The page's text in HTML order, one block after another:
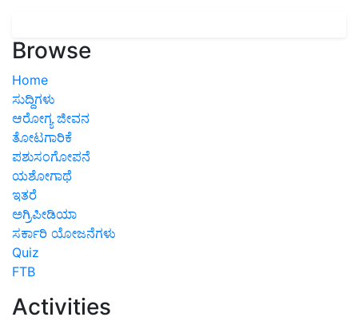
Browse
Home
ಸುದ್ದಿಗಳು
ಆರೋಗ್ಯ ಜೀವನ
ತೋಟಗಾರಿಕೆ
ಪಶುಸಂಗೋಪನೆ
ಯಶೋಗಾಥೆ
ಇತರೆ
ಅಗ್ರಿಪೀಡಿಯಾ
ಸರ್ಕಾರಿ ಯೋಜನೆಗಳು
Quiz
FTB
Activities